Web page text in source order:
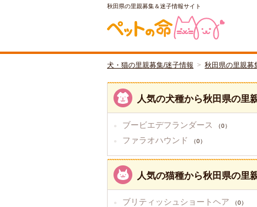
秋田県の里親募集＆迷子情報サイト
犬・猫の里親募集/迷子情報 秋田県の里親募
人気の犬種から秋田県の里
ブービエデフランダース （0）
ファラオハウンド （0）
人気の猫種から秋田県の里
ブリティッシュショートヘア （0）